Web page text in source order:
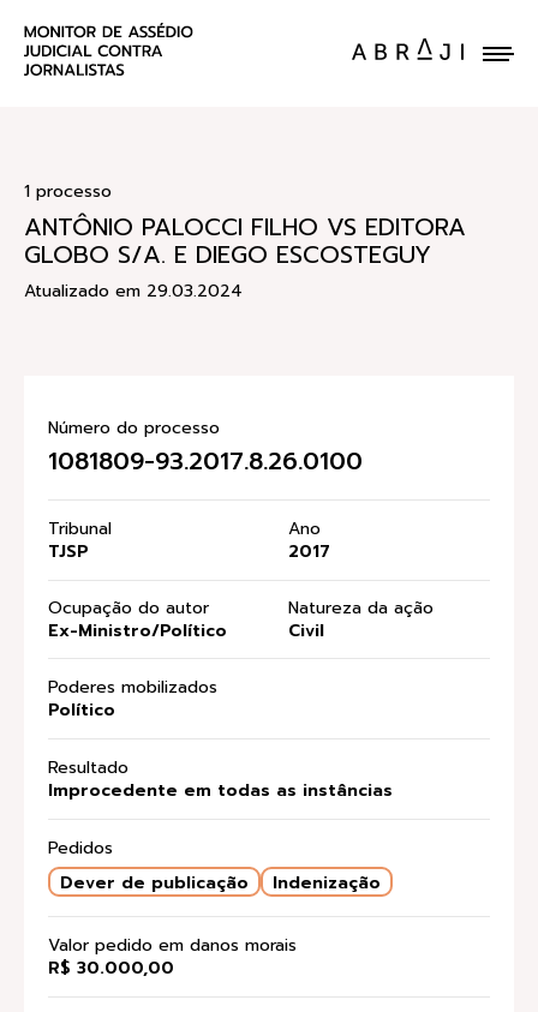
ENVIE UM CASO
1 processo
ANTÔNIO PALOCCI FILHO VS EDITORA
GLOBO S/A. E DIEGO ESCOSTEGUY
Atualizado em 29.03.2024
Número do processo
1081809-93.2017.8.26.0100
Tribunal
TJSP
Ano
2017
Ocupação do autor
Ex-Ministro/Político
Natureza da ação
Civil
Poderes mobilizados
Político
Resultado
Improcedente em todas as instâncias
Pedidos
Dever de publicação
Indenização
Valor pedido em danos morais
R$ 30.000,00